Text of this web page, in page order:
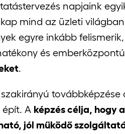
napjaink
mind az üzleti
egyre inkább
és
.
szakirányú
A képzés célja, hogy
jól működő